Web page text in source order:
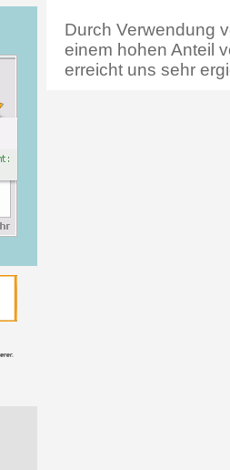
Durch Verwendung
einem hohen Anteil
erreicht uns sehr